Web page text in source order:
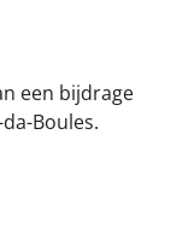
een bijdrage
Boules.